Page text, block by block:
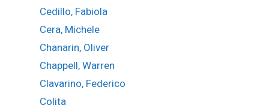
Cedillo, Fabiola
Cera, Michele
Chanarin, Oliver
Chappell, Warren
Clavarino, Federico
Colita